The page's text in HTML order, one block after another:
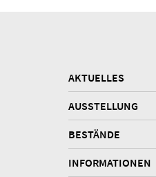
AKTUELLES
AUSSTELLUNG
BESTÄNDE
INFORMATIONEN